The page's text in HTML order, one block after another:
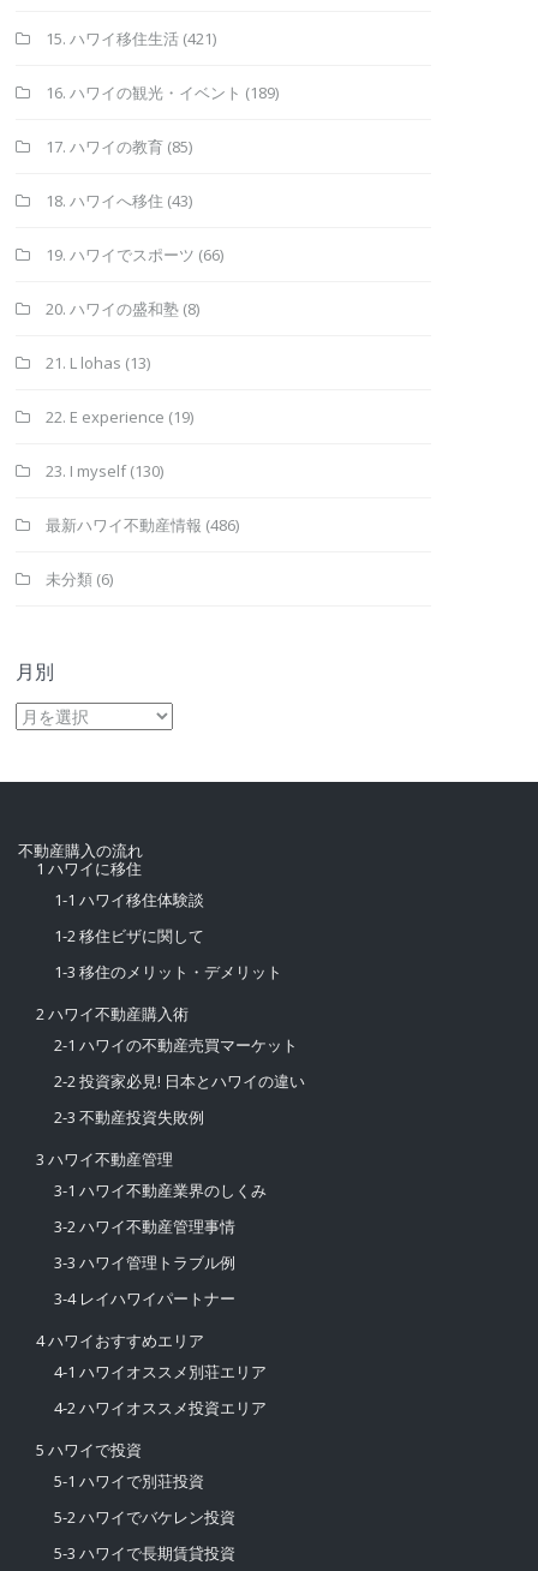
15. ハワイ移住生活 (421)
16. ハワイの観光・イベント (189)
17. ハワイの教育 (85)
18. ハワイへ移住 (43)
19. ハワイでスポーツ (66)
20. ハワイの盛和塾 (8)
21. L lohas (13)
22. E experience (19)
23. I myself(130)
最新ハワイ不動産情報 (486)
未分類 (6)
月別
月
別
不動産購入の流れ
1 ハワイに移住
1-1 ハワイ移住体験談
1-2 移住ビザに関して
1-3 移住のメリット・デメリット
2 ハワイ不動産購入術
2-1 ハワイの不動産売買マーケット
2-2 投資家必見! 日本とハワイの違い
2-3 不動産投資失敗例
3 ハワイ不動産管理
3-1 ハワイ不動産業界のしくみ
3-2 ハワイ不動産管理事情
3-3 ハワイ管理トラブル例
3-4 レイハワイパートナー
4 ハワイおすすめエリア
4-1 ハワイオススメ別荘エリア
4-2 ハワイオススメ投資エリア
5 ハワイで投資
5-1 ハワイで別荘投資
5-2 ハワイでバケレン投資
5-3 ハワイで長期賃貸投資